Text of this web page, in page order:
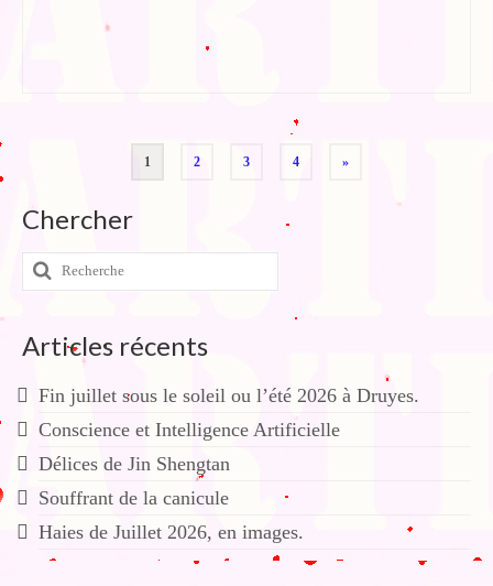
Pagination
des
publications
1 2 3 4 »
Chercher
Rechercher
:
Articles récents
Fin juillet sous le soleil ou l’été 2026 à Druyes.
Conscience et Intelligence Artificielle
Délices de Jin Shengtan
Souffrant de la canicule
Haies de Juillet 2026, en images.